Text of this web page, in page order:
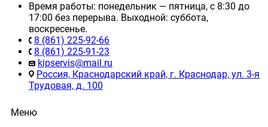
Время работы: понедельник — пятница, с 8:30 до
17:00 без перерыва. Выходной: суббота,
воскресенье.
8 (861) 225-92-66
8 (861) 225-91-23
kipservis@mail.ru
Россия, Краснодарский край, г. Краснодар, ул. 3-я
Трудовая, д. 100
Меню